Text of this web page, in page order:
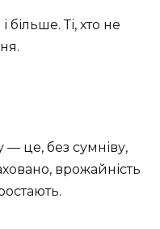
Ті, хто не
— це, без сумніву,
врожайність